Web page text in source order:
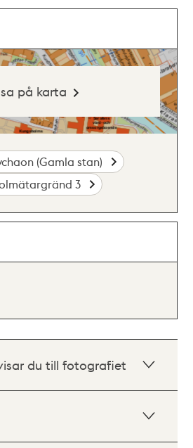
på karta
(Gamla stan)
3
du till fotografiet